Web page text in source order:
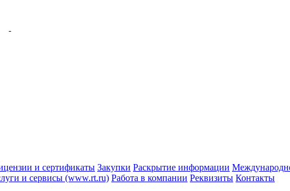
и сертификаты Закупки Раскрытие информации
и сервисы (www.rt.ru) Работа в компании Реквизиты Контакты